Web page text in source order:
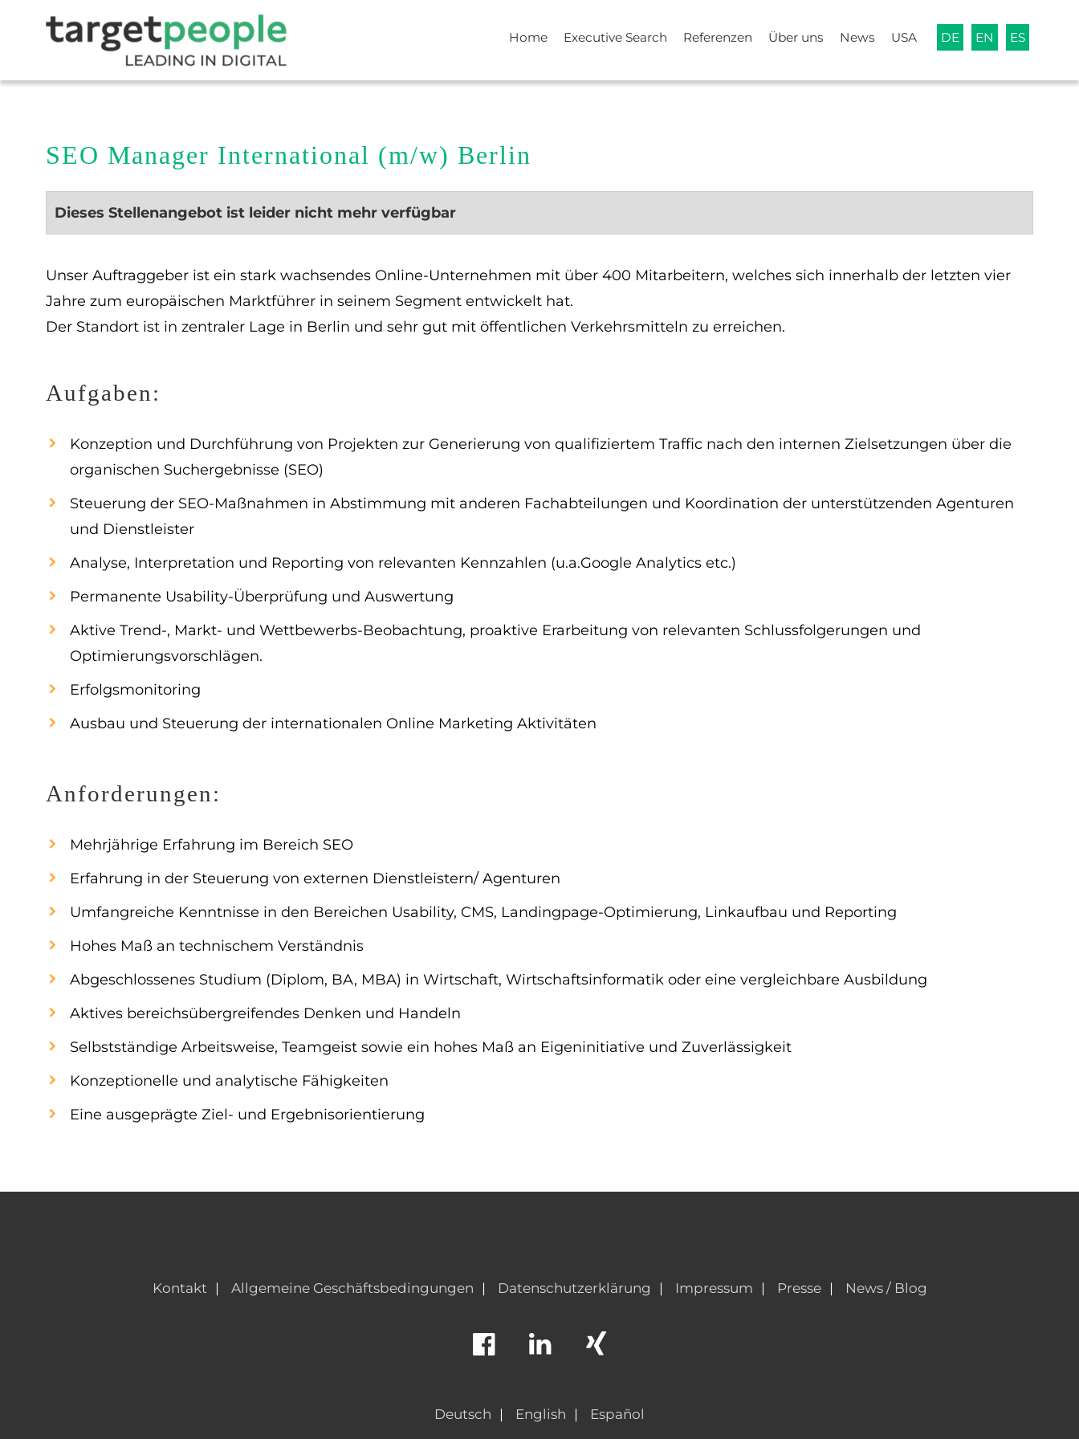
Home Executive Search Referenzen Über uns News USA DE EN ES
SEO Manager International (m/w) Berlin
Dieses Stellenangebot ist leider nicht mehr verfügbar
Unser Auftraggeber ist ein stark wachsendes Online-Unternehmen mit über 400 Mitarbeitern, welches sich innerhalb der letzten vier
Jahre zum europäischen Marktführer in seinem Segment entwickelt hat.
Der Standort ist in zentraler Lage in Berlin und sehr gut mit öffentlichen Verkehrsmitteln zu erreichen.
Aufgaben:
Konzeption und Durchführung von Projekten zur Generierung von qualifiziertem Traffic nach den internen Zielsetzungen über die
organischen Suchergebnisse (SEO)
Steuerung der SEO-Maßnahmen in Abstimmung mit anderen Fachabteilungen und Koordination der unterstützenden Agenturen
und Dienstleister
Analyse, Interpretation und Reporting von relevanten Kennzahlen (u.a.Google Analytics etc.)
Permanente Usability-Überprüfung und Auswertung
Aktive Trend-, Markt- und Wettbewerbs-Beobachtung, proaktive Erarbeitung von relevanten Schlussfolgerungen und
Optimierungsvorschlägen.
Erfolgsmonitoring
Ausbau und Steuerung der internationalen Online Marketing Aktivitäten
Anforderungen:
Mehrjährige Erfahrung im Bereich SEO
Erfahrung in der Steuerung von externen Dienstleistern/ Agenturen
Umfangreiche Kenntnisse in den Bereichen Usability, CMS, Landingpage-Optimierung, Linkaufbau und Reporting
Hohes Maß an technischem Verständnis
Abgeschlossenes Studium (Diplom, BA, MBA) in Wirtschaft, Wirtschaftsinformatik oder eine vergleichbare Ausbildung
Aktives bereichsübergreifendes Denken und Handeln
Selbstständige Arbeitsweise, Teamgeist sowie ein hohes Maß an Eigeninitiative und Zuverlässigkeit
Konzeptionelle und analytische Fähigkeiten
Eine ausgeprägte Ziel- und Ergebnisorientierung
Kontakt Allgemeine Geschäftsbedingungen Datenschutzerklärung Impressum Presse News / Blog
Deutsch English Español